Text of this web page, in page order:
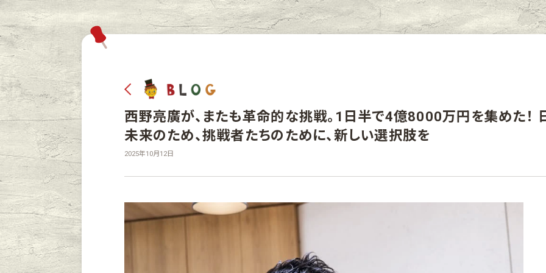
西野亮廣が、またも革命的な挑戦。1日半で4億8000万円を集めた！
未来のため、挑戦者たちのために、新しい選択肢を
2025年10月12日